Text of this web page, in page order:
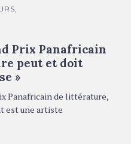
Prix Panafricain
peut et doit
»
Panafricain de littérature,
est une artiste